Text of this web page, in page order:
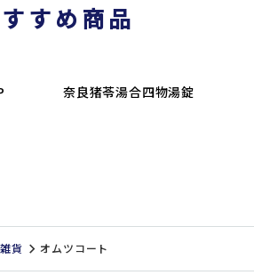
すめ商品
奈良猪苓湯合四物湯錠
雑貨 オムツコート